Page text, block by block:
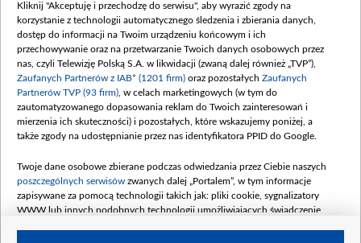
(wpłata wrzesień 100 mln, październik 350
mln, listopad 265 mln)
Dofinansowanie 48 862 000,00 PLN
Data podpisania umowy: GRUDZIEŃ 2025
(wpłata grudzień 60,548 mln)
Dofinansowanie 900 000 000,00 PLN
Data podpisania umowy: LUTY 2026 (wpłata
kwiecień 180 mln, 7 maja 180 mln, 8
czerwca 90 mln)
Dofinansowanie 250 000 000,00 PLN
Kliknij "Akceptuję i przechodzę do serwisu", aby wyrazić zgody na
korzystanie z technologii automatycznego śledzenia i zbierania danych,
dostęp do informacji na Twoim urządzeniu końcowym i ich
przechowywanie oraz na przetwarzanie Twoich danych osobowych przez
nas, czyli Telewizję Polską S.A. w likwidacji (zwaną dalej również „TVP”),
Zaufanych Partnerów z IAB* (1201 firm) oraz pozostałych Zaufanych
Partnerów TVP (93 firm) , w celach marketingowych (w tym do
zautomatyzowanego dopasowania reklam do Twoich zainteresowań i
mierzenia ich skuteczności) i pozostałych, które wskazujemy poniżej, a
także zgody na udostępnianie przez nas identyfikatora PPID do Google.
Twoje dane osobowe zbierane podczas odwiedzania przez Ciebie naszych
poszczególnych serwisów zwanych dalej „Portalem”, w tym informacje
zapisywane za pomocą technologii takich jak: pliki cookie, sygnalizatory
WWW lub innych podobnych technologii umożliwiających świadczenie